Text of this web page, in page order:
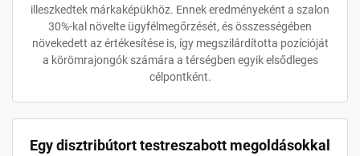
illeszkedtek márkaképükhöz. Ennek eredményeként a szalon
30%-kal növelte ügyfélmegőrzését, és összességében
növekedett az értékesítése is, így megszilárdította pozícióját
a körömrajongók számára a térségben egyik elsődleges
célpontként.
Egy disztribútort testreszabott megoldásokkal